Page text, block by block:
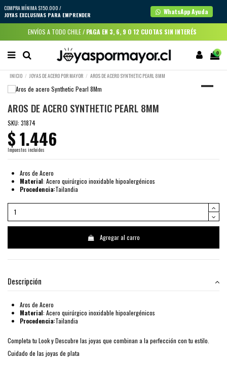
COMPRA MÍNIMA $150.000 /
JOYAS EXCLUSIVAS PARA EMPRENDER
WhatsApp Ayuda
ENVÍOS A TODO CHILE / PAGA EN 3, 6, 9 O 12 CUOTAS SIN INTERÉS
0
INICIO JOYAS DE ACERO POR MAYOR AROS DE ACERO SYNTHETIC PEARL 8MM
AROS DE ACERO SYNTHETIC PEARL 8MM
SKU: 31874
$ 1.446
Impuestos incluidos
Aros de Acero
Material: Acero quirúrgico inoxidable hipoalergénicos
Procedencia:Tailandia
Agregar al carro
Descripción
Aros de Acero
Material: Acero quirúrgico inoxidable hipoalergénicos
Procedencia:Tailandia
Completa tu Look y Descubre las joyas que combinan a la perfección con tu estilo.
Cuidado de las joyas de plata